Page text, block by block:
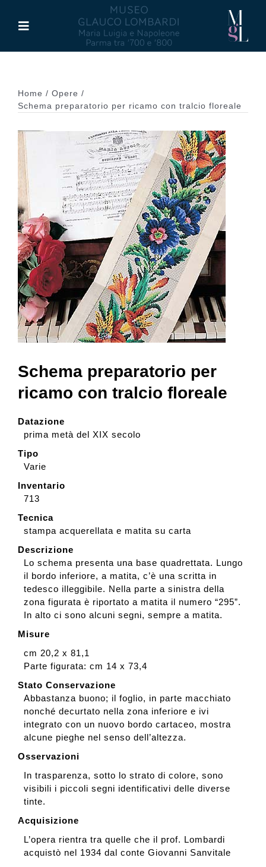
contenuto
Toggle
Maria Luigia d’Asburgo
Glauco Lombardi
Palazzo di Riserva
Attività
Pubblicazioni
Collezione
Contatti e biglietti
Accessibilità
Dona
Cerca
English
Home
Opere
Schema preparatorio per ricamo con tralcio floreale
Schema preparatorio per
ricamo con tralcio floreale
Datazione
prima metà del XIX secolo
Tipo
Varie
Inventario
713
Tecnica
stampa acquerellata e matita su carta
Descrizione
Lo schema presenta una base quadrettata. Lungo
il bordo inferiore, a matita, c’è una scritta in
tedesco illeggibile. Nella parte a sinistra della
zona figurata è riportato a matita il numero “295”.
In alto ci sono alcuni segni, sempre a matita.
Misure
cm 20,2 x 81,1
Parte figurata: cm 14 x 73,4
Stato Conservazione
Abbastanza buono; il foglio, in parte macchiato
nonché decurtato nella zona inferiore e ivi
integrato con un nuovo bordo cartaceo, mostra
alcune pieghe nel senso dell’altezza.
Osservazioni
In trasparenza, sotto lo strato di colore, sono
visibili i piccoli segni identificativi delle diverse
tinte.
Acquisizione
L’opera rientra tra quelle che il prof. Lombardi
acquistò nel 1934 dal conte Giovanni Sanvitale